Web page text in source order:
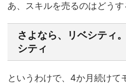
あ、スキルを売るのはどうす
さよなら、リベシティ
シティ
というわけで、4か月続けて